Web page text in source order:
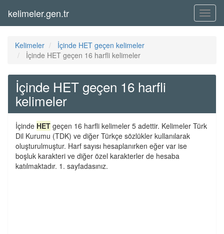
Menü
kelimeler.gen.tr
Kelimeler
İçinde HET geçen kelimeler
İçinde HET geçen 16 harfli kelimeler
İçinde HET geçen 16 harfli
kelimeler
İçinde HET geçen 16 harfli kelimeler 5 adettir. Kelimeler Türk
Dil Kurumu (TDK) ve diğer Türkçe sözlükler kullanılarak
oluşturulmuştur. Harf sayısı hesaplanırken eğer var ise
boşluk karakteri ve diğer özel karakterler de hesaba
katılmaktadır. 1. sayfadasınız.